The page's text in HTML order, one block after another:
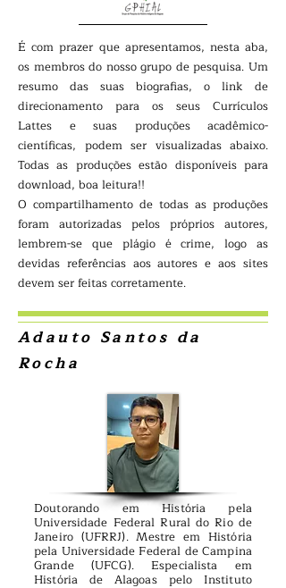
É com prazer que apresentamos, nesta aba,
os membros do nosso grupo de pesquisa. Um
resumo das suas biografias, o link de
direcionamento para os seus Currículos
Lattes e suas produções acadêmico-
científicas, podem ser visualizadas abaixo.
Todas as produções estão disponíveis para
download, boa leitura!!
O compartilhamento de todas as produções
foram autorizadas pelos próprios autores,
lembrem-se que plágio é crime, logo as
devidas referências aos autores e aos sites
devem ser feitas corretamente.
Adauto Santos da
Rocha
Doutorando em História pela
Universidade Federal Rural do Rio de
Janeiro (UFRRJ). Mestre em História
pela Universidade Federal de Campina
Grande (UFCG). Especialista em
História de Alagoas pelo Instituto